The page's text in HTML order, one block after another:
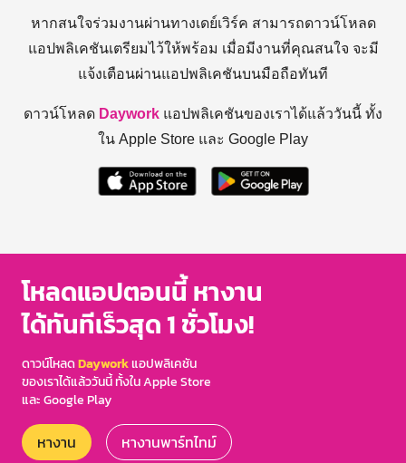
หากสนใจร่วมงานผ่านทางเดย์เวิร์ค สามารถดาวน์โหลด
แอปพลิเคชันเตรียมไว้ให้พร้อม เมื่อมีงานที่คุณสนใจ จะมี
แจ้งเตือนผ่านแอปพลิเคชันบนมือถือทันที
ดาวน์โหลด Daywork แอปพลิเคชันของเราได้แล้ววันนี้ ทั้ง
ใน Apple Store และ Google Play
โหลดแอปตอนนี้ หางาน
ได้ทันทีเร็วสุด 1 ชั่วโมง!
ดาวน์โหลดDayworkแอปพลิเคชัน
ของเราได้แล้ววันนี้ ทั้งใน Apple Store
และ Google Play
หางาน หางานพาร์ทไทม์